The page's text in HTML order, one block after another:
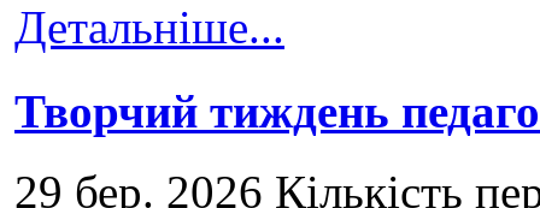
Детальніше...
Творчий тиждень
29 бер. 2026 Кількість